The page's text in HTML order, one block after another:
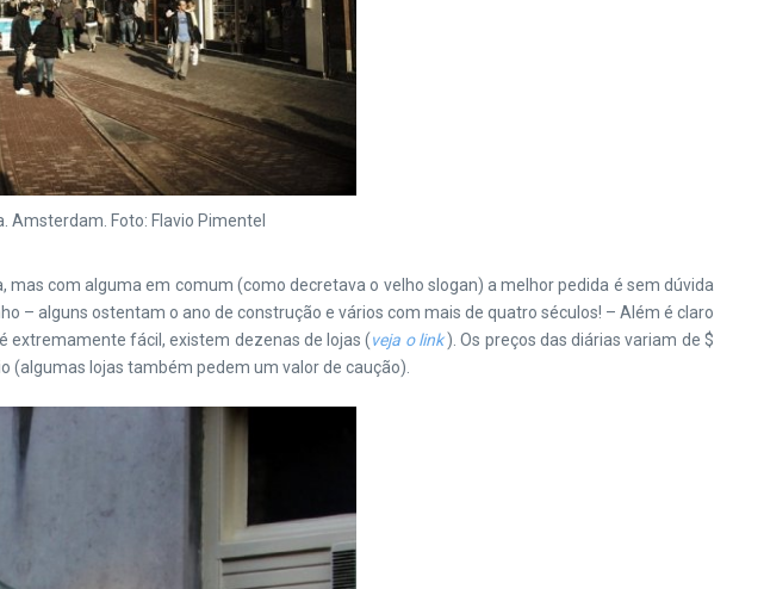
Foto: Flavio Pimentel
com alguma em comum (como decretava o velho slogan) a melhor pedida é sem dúvida
– alguns ostentam o ano de construção e vários com mais de quatro séculos! – Além é claro
extremamente fácil, existem dezenas de lojas (veja o link). Os preços das diárias variam de $
(algumas lojas também pedem um valor de caução).